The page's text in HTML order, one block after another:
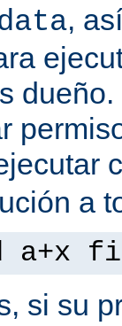
,
a
a+x
si su